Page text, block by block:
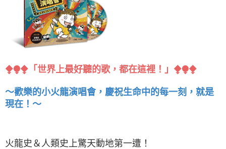
⧪⧭⧪「世界上最好聽的歌，都在這裡！」⧪⧭⧪
～歡樂的小火龍演唱會，慶祝生命中的每一刻，就是
現在！～
火龍史＆人類史上驚天動地第一遭！